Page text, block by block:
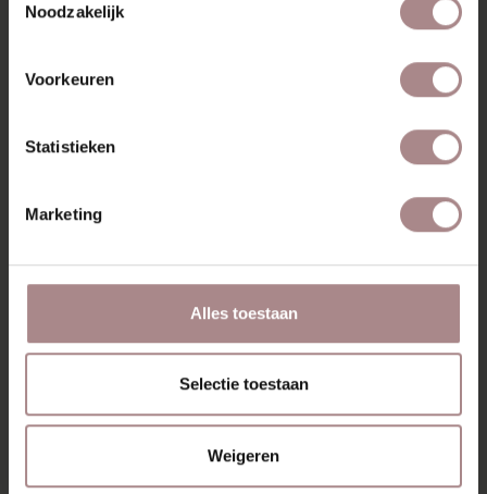
Noodzakelijk
Voorkeuren
Statistieken
Marketing
Alles toestaan
Selectie toestaan
Weigeren
RECENT BEKEKEN
200 CM | BEUKEN